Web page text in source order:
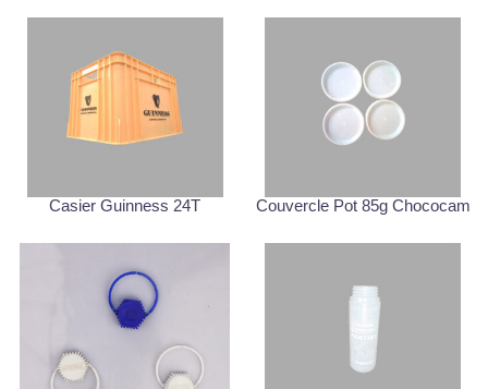
Casier Guinness 24T Couvercle Pot 85g Chococam